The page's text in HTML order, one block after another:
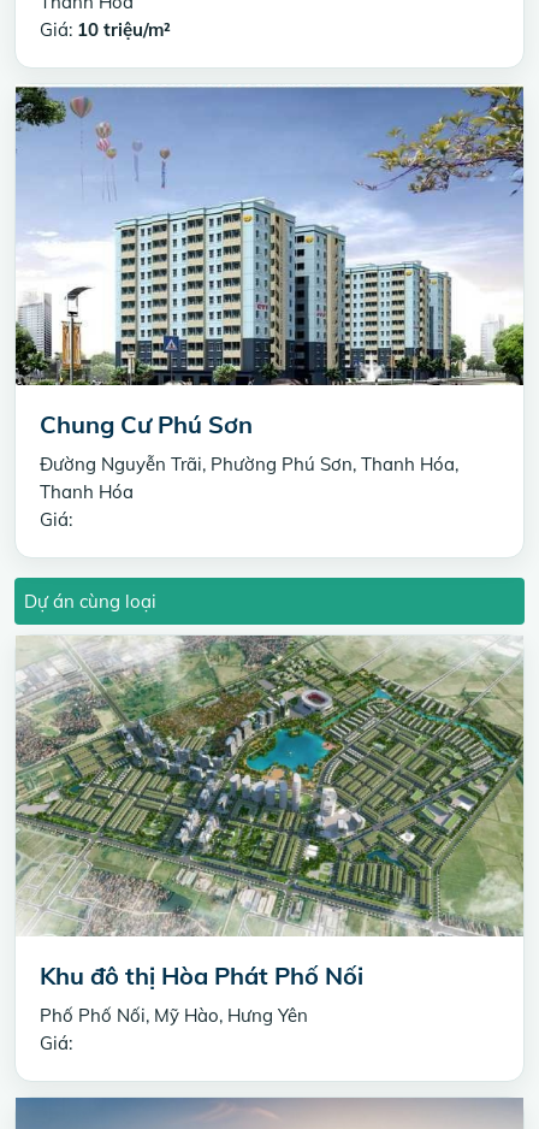
Giá: 10 triệu/m²
Chung Cư Phú Sơn
Đường Nguyễn Trãi, Phường Phú Sơn, Thanh Hóa,
Thanh Hóa
Giá:
Dự án cùng loại
Khu đô thị Hòa Phát Phố Nối
Phố Phố Nối, Mỹ Hào, Hưng Yên
Giá: